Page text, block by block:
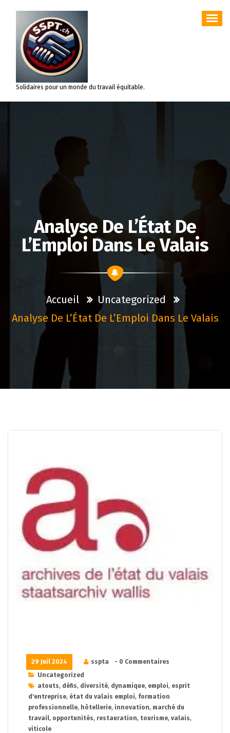
contenu
Solidaires pour un monde du travail équitable.
Analyse De L’État De
L’Emploi Dans Le Valais
Accueil
Uncategorized
Analyse De L’État De L’Emploi Dans Le Valais
29 Juil 2024 sspta
- 0 Commentaires
Uncategorized
atouts, défis, diversité, dynamique, emploi, esprit
d'entreprise, état du valais emploi, formation
professionnelle, hôtellerie, innovation, marché du
travail, opportunités, restauration, tourisme, valais,
viticole